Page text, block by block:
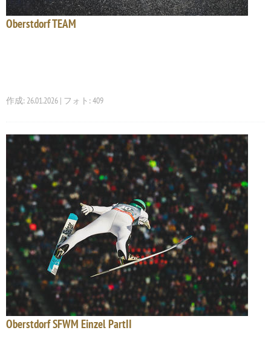
Oberstdorf TEAM
作成: 26.01.2026 | フォト: 409
Oberstdorf SFWM Einzel PartII